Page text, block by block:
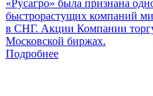
«Русагро» была признана
быстрорастущих компаний
в СНГ. Акции Компании
Московской биржах.
Подробнее